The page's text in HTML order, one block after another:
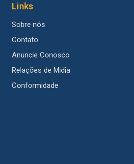
Links
Sobre nós
Contato
Anuncie Conosco
Relações de Midia
Conformidade